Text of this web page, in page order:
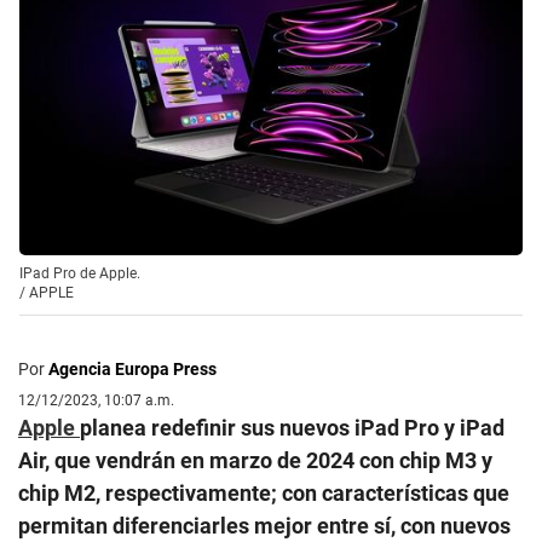
IPad Pro de Apple.
/ APPLE
PorAgencia Europa Press
12/12/2023, 10:07 a.m.
Apple planea redefinir sus nuevos iPad Pro y iPad
Air, que vendrán en marzo de 2024 con chip M3 y
chip M2, respectivamente; con características que
permitan diferenciarles mejor entre sí, con nuevos